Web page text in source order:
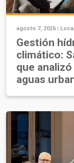
agosto 7, 2026 |
Gestión
climático:
que
aguas